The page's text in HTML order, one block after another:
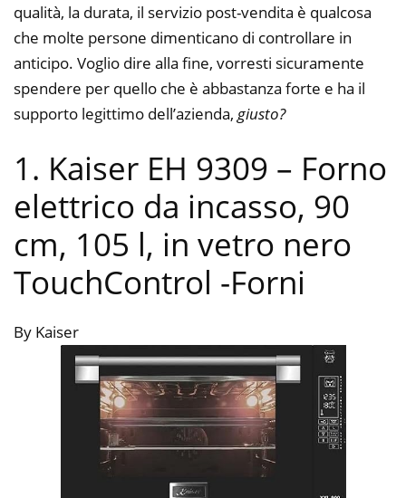
qualità, la durata, il servizio post-vendita è qualcosa
che molte persone dimenticano di controllare in
anticipo. Voglio dire alla fine, vorresti sicuramente
spendere per quello che è abbastanza forte e ha il
supporto legittimo dell’azienda, giusto?
1. Kaiser EH 9309 – Forno
elettrico da incasso, 90
cm, 105 l, in vetro nero
TouchControl -Forni
By Kaiser